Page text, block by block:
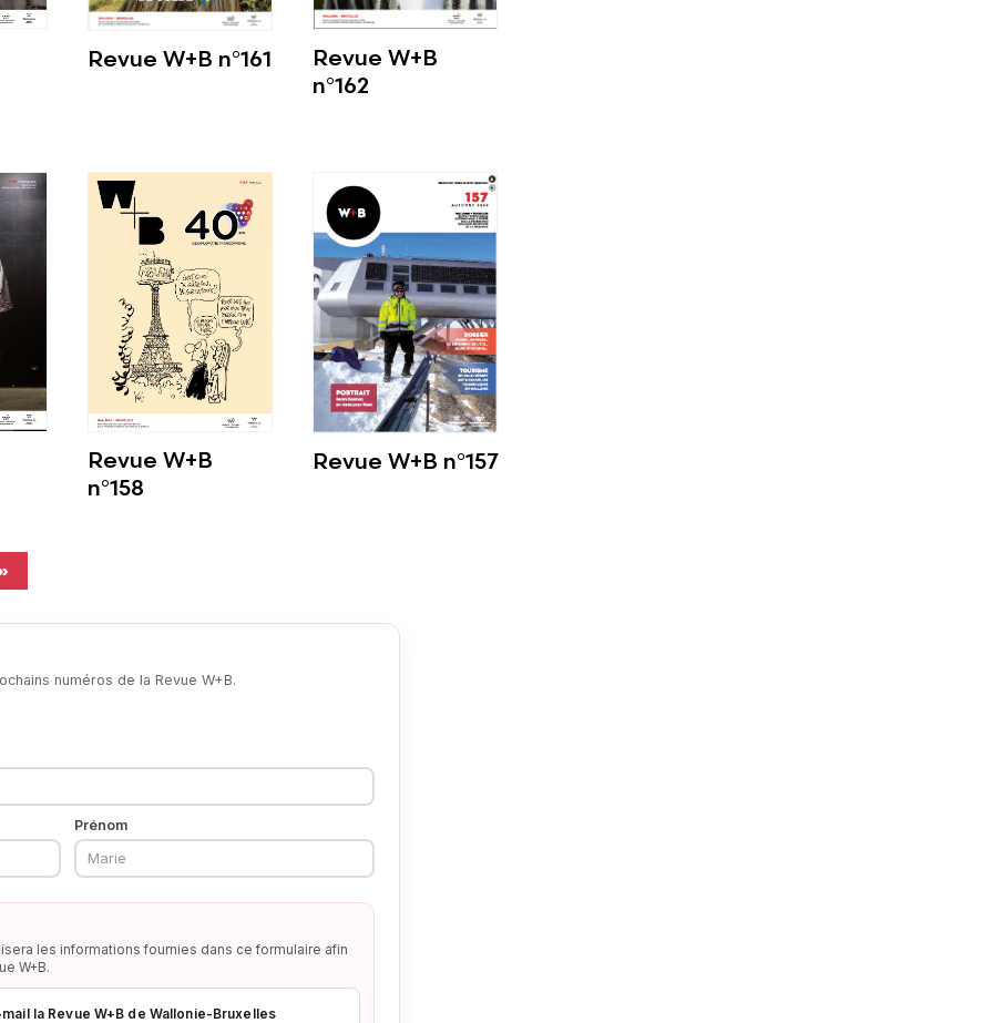
Revue W+B n°161
Revue W+B
n°162
Voir plus
Revue W+B
n°158
Voir plus
Revue W+B n°157
numéros de la Revue W+B.
Prénom
les informations fournies dans ce formulaire afin
W+B.
la Revue W+B de Wallonie-Bruxelles